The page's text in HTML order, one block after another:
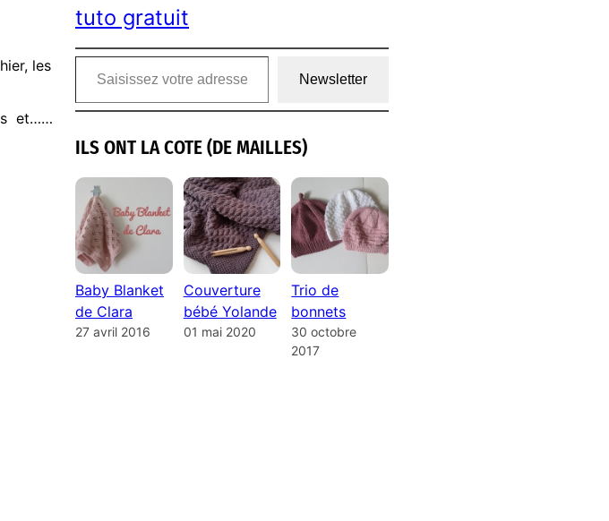
les
et……
tuto gratuit
Saisissez votre adresse e-mail…
Newsletter
ILS ONT LA COTE (DE MAILLES)
Baby Blanket
de Clara
27 avril 2016
Couverture
bébé Yolande
01 mai 2020
Trio de
bonnets
30 octobre
2017